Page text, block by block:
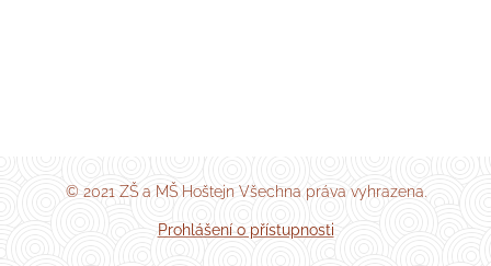
© 2021 ZŠ a MŠ Hoštejn Všechna práva vyhrazena.
Prohlášení o přístupnosti